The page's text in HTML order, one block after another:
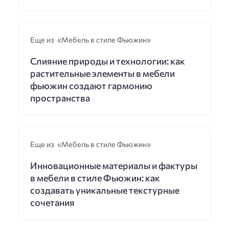
Еще из «Мебель в стиле Фьюжин»
Слияние природы и технологии: как
растительные элементы в мебели
фьюжин создают гармонию
пространства
Еще из «Мебель в стиле Фьюжин»
Инновационные материалы и фактуры
в мебели в стиле Фьюжин: как
создавать уникальные текстурные
сочетания